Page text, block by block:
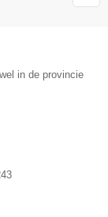
in de provincie